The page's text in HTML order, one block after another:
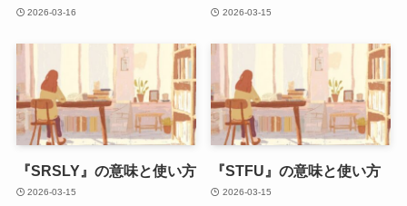
2026-03-16 2026-03-15
『SRSLY』の意味と使い方
2026-03-15
『STFU』の意味と使い方
2026-03-15